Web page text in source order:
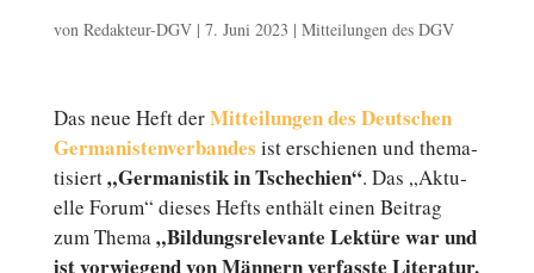
von Redakteur-DGV| 7. Juni 2023 | Mitteilungen des DGV
Das neue Heft derMit­tei­lun­gen des Deutschen
Germanistenverbandes ist er­schie­nen und the­ma­
ti­siert„Ger­ma­nis­tik in Tsche­chi­en“. Das „Ak­tu­
el­le Forum“ dieses Hefts enthält einen Beitrag
zum Thema„Bil­dungs­re­le­van­te Lektüre war und
ist vor­wie­gend von Männern ver­fass­te Li­te­ra­tur.